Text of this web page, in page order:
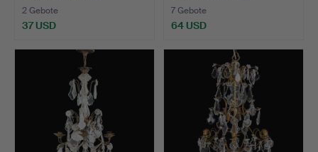
2 Gebote
37 USD
7 Gebote
64 USD